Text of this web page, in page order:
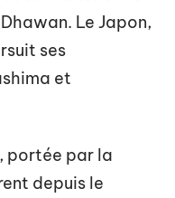
Le Japon,
ses
et
portée par la
depuis le